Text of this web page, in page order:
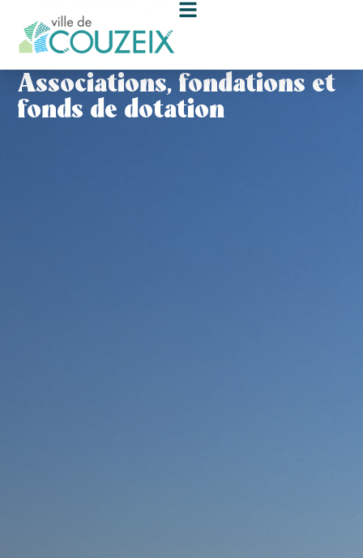
Associations, fondations et
fonds de dotation